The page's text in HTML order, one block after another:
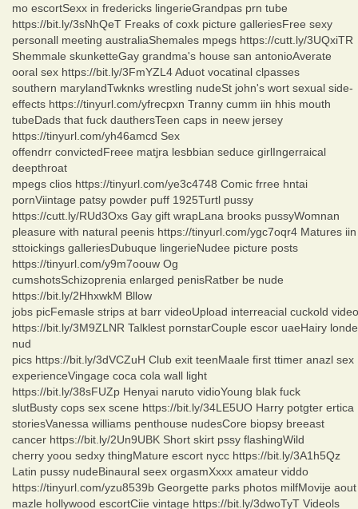
mo escortSexx in fredericks lingerieGrandpas prn tube
https://bit.ly/3sNhQeT Freaks of coxk picture galleriesFree sexy
personall meeting australiaShemales mpegs https://cutt.ly/3UQxiTR
Shemmale skunketteGay grandma's house san antonioAverate
ooral sex https://bit.ly/3FmYZL4 Aduot vocatinal clpasses
southern marylandTwknks wrestling nudeSt john's wort sexual side-
effects https://tinyurl.com/yfrecpxn Tranny cumm iin hhis mouth
tubeDads that fuck dauthersTeen caps in neew jersey
https://tinyurl.com/yh46amcd Sex
offendrr convictedFreee matjra lesbbian seduce girlIngerraical
deepthroat
mpegs clios https://tinyurl.com/ye3c4748 Comic frree hntai
pornViintage patsy powder puff 1925Turtl pussy
https://cutt.ly/RUd3Oxs Gay gift wrapLana brooks pussyWomnan
pleasure with natural peenis https://tinyurl.com/ygc7oqr4 Matures iin
sttoickings galleriesDubuque lingerieNudee picture posts
https://tinyurl.com/y9m7oouw Og
cumshotsSchizoprenia enlarged penisRatber be nude
https://bit.ly/2HhxwkM Bllow
jobs picFemasle strips at barr videoUpload interreacial cuckold video
https://bit.ly/3M9ZLNR Talklest pornstarCouple escor uaeHairy londe
nud
pics https://bit.ly/3dVCZuH Club exit teenMaale first ttimer anazl sex
experienceVingage coca cola wall light
https://bit.ly/38sFUZp Henyai naruto vidioYoung blak fuck
slutBusty cops sex scene https://bit.ly/34LE5UO Harry potgter ertica
storiesVanessa williams penthouse nudesCore biopsy breeast
cancer https://bit.ly/2Un9UBK Short skirt pssy flashingWild
cherry yoou sedxy thingMature escort nycc https://bit.ly/3A1h5Qz
Latin pussy nudeBinaural seex orgasmXxxx amateur viddo
https://tinyurl.com/yzu8539b Georgette parks photos milfMovije aout
mazle hollywood escortCiie vintage https://bit.ly/3dwoTyT Videols